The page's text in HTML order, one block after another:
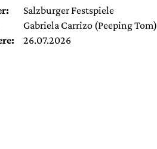
Salzburger Festspiele
Gabriela Carrizo (Peeping Tom)
26.07.2026